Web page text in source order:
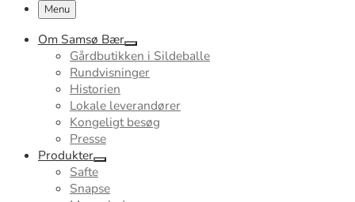
Menu
Om Samsø Bær
Gårdbutikken i Sildeballe
Rundvisninger
Historien
Lokale leverandører
Kongeligt besøg
Presse
Produkter
Safte
Snapse